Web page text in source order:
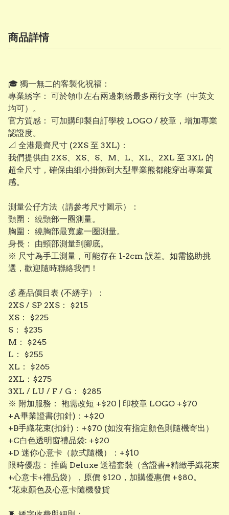
商品詳情
​🎓 獨一無二的客製化祝福：
專業綉字： 可於領巾左右兩邊刺綉最多兩行文字（中英文
均可）。
​官方質感： 可加購印製自訂學校 LOGO / 校章，增加專業
認證度。
​📐 全港最齊尺寸 (2XS 至 3XL)：
我們提供由 2XS、XS、S、M、L、XL、2XL 至 3XL 的
超全尺寸，確保由細小掛飾到大型畢業熊都能穿出專業質
感。
測量公仔方法（請參考尺寸圖示）：
頸圍： 繞頸部一圈測量。
​胸圍： 繞胸部最寬處一圈測量。
​身長： 由頸部測量到腳底。
※ 尺寸為手工測量，可能存在 1-2cm 誤差。如需協助挑
選，歡迎隨時聯絡我們！
💰 產品價目表 (不綉字）：
​2XS / SP 2XS： $215
​XS： $225
​S： $235
​M： $245
​L： $255
​XL： $265
​2XL：$275
3XL / LU / F / G： $285
​※ 附加服務： 袍需改短 +$20 | 印校章 LOGO +$70
+A畢業證書(扣針)：+$20
+B手織花束(扣針)：+$70 (如沒有指定顏色則隨機寄出）
+C白色透明窗禮品袋: +$20
+D 迷你心意卡（款式隨機）：+$10
限時優惠： 推薦 Deluxe 送禮套裝（含證書+精緻手織花束
+心意卡+禮品袋），原價 $120，加購優惠價 +$80。
*花束顏色及心意卡隨機發貨